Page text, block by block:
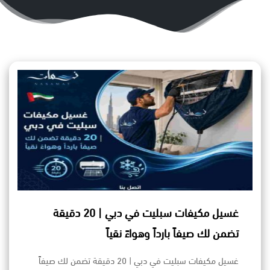
غسيل مكيفات سبليت في دبي | 20 دقيقة
تضمن لك صيفاً بارداً وهواءً نقياً
غسيل مكيفات سبليت في دبي | 20 دقيقة تضمن لك صيفاً